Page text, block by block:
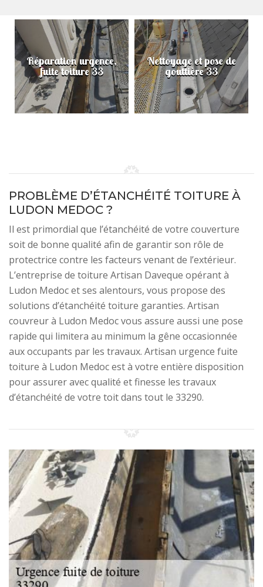
Réparation urgence,
fuite toiture 33
Nettoyage et pose de
gouttière 33
PROBLÈME D’ÉTANCHÉITÉ TOITURE À
LUDON MEDOC ?
Il est primordial que l’étanchéité de votre couverture
soit de bonne qualité afin de garantir son rôle de
protectrice contre les facteurs venant de l’extérieur.
L’entreprise de toiture Artisan Daveque opérant à
Ludon Medoc et ses alentours, vous propose des
solutions d’étanchéité toiture garanties. Artisan
couvreur à Ludon Medoc vous assure aussi une pose
rapide qui limitera au minimum la gêne occasionnée
aux occupants par les travaux. Artisan urgence fuite
toiture à Ludon Medoc est à votre entière disposition
pour assurer avec qualité et finesse les travaux
d’étanchéité de votre toit dans tout le 33290.